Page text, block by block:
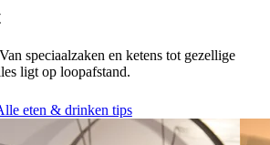
speciaalzaken en ketens tot gezellige
ligt op loopafstand.
eten & drinken tips